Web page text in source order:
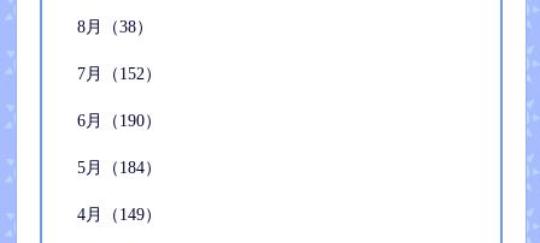
8月（38）
7月（152）
6月（190）
5月（184）
4月（149）